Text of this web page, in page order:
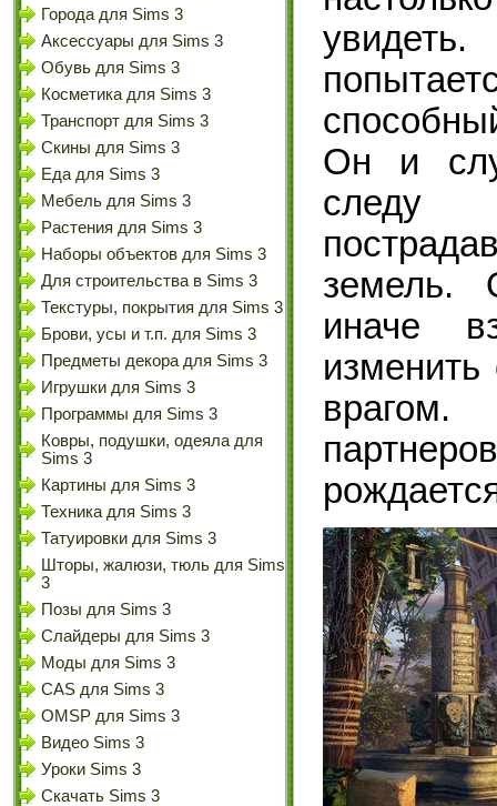
Города для Sims 3
Аксессуары для Sims 3
Обувь для Sims 3
Косметика для Sims 3
Транспорт для Sims 3
Скины для Sims 3
Еда для Sims 3
Мебель для Sims 3
Растения для Sims 3
Наборы объектов для Sims 3
Для строительства в Sims 3
Текстуры, покрытия для Sims 3
Брови, усы и т.п. для Sims 3
Предметы декора для Sims 3
Игрушки для Sims 3
Программы для Sims 3
Ковры, подушки, одеяла для
Sims 3
Картины для Sims 3
Техника для Sims 3
Татуировки для Sims 3
Шторы, жалюзи, тюль для Sims
3
Позы для Sims 3
Слайдеры для Sims 3
Моды для Sims 3
CAS для Sims 3
OMSP для Sims 3
Видео Sims 3
Уроки Sims 3
Скачать Sims 3
Он и
следу
земель.
иначе
врагом.